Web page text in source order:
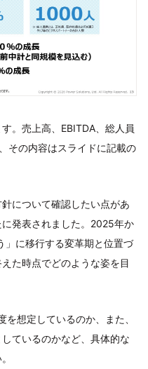
。売上高、EBITDA、総人員
その内容はスライドに記載の
針について確認したい点があ
発表されました。2025年か
」に移行する変革期と位置づ
た時点でどのような姿を目
想定しているのか、また、
ているのかなど、具体的な